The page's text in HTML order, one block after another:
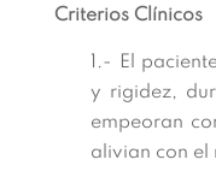
Criterios Clínicos
1.- El
y rigidez,
empeoran
alivian con el